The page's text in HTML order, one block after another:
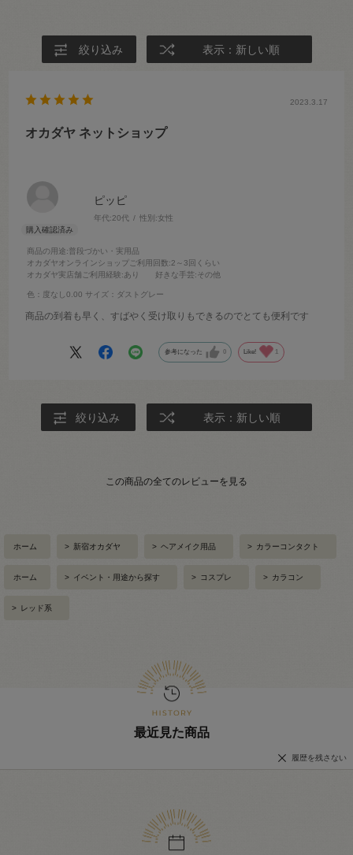
絞り込み 表示：新しい順
ピッピ
年代:20代 性別:女性
商品の用途:普段づかい・実用品
オカダヤオンラインショップご利用回数:2～3回くらい
オカダヤ実店舗ご利用経験:あり 好きな手芸:その他
色：度なし0.00 サイズ：ダストグレー
2023.3.17
オカダヤ ネットショップ
商品の到着も早く、すばやく受け取りもできるのでとても便利です
参考になった 0 Like! 1
絞り込み 表示：新しい順
この商品の全てのレビューを見る
ホーム > 新宿オカダヤ > ヘアメイク用品 > カラーコンタクト
ホーム > イベント・用途から探す > コスプレ > カラコン
> レッド系
最近見た商品
履歴を残さない